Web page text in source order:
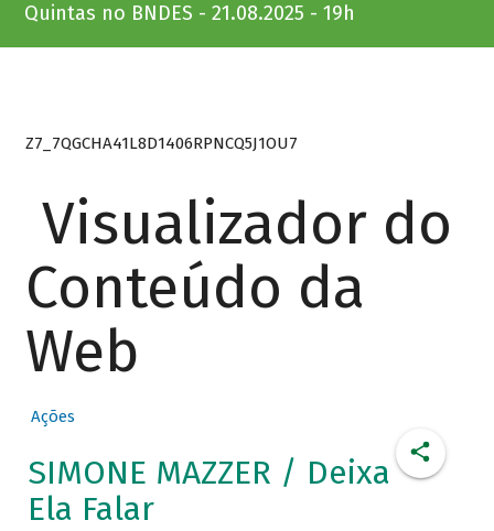
Quintas no BNDES - 21.08.2025 - 19h
Z7_7QGCHA41L8D1406RPNCQ5J1OU7
Visualizador do
Conteúdo da
Web
Ações
SIMONE MAZZER / Deixa
Ela Falar